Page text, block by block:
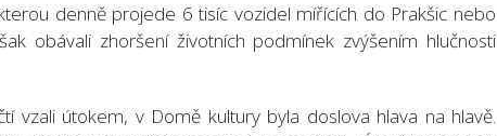
denně projede 6 tisíc vozidel mířících do Prakšic nebo
obávali zhoršení životních podmínek zvýšením hlučnosti
vzali útokem, v Domě kultury byla doslova hlava na hlavě.